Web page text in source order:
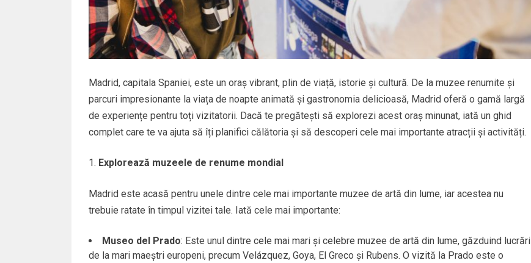
Madrid, capitala Spaniei, este un oraș vibrant, plin de viață, istorie și cultură. De la muzee renumite și
parcuri impresionante la viața de noapte animată și gastronomia delicioasă, Madrid oferă o gamă largă
de experiențe pentru toți vizitatorii. Dacă te pregătești să explorezi acest oraș minunat, iată un ghid
complet care te va ajuta să îți planifici călătoria și să descoperi cele mai importante atracții și activități.
Explorează muzeele de renume mondial
Madrid este acasă pentru unele dintre cele mai importante muzee de artă din lume, iar acestea nu
trebuie ratate în timpul vizitei tale. Iată cele mai importante:
Museo del Prado: Este unul dintre cele mai mari și celebre muzee de artă din lume, găzduind lucrări
de la mari maeștri europeni, precum Velázquez, Goya, El Greco și Rubens. O vizită la Prado este o